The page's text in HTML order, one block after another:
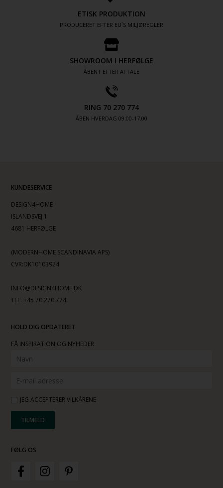
ETISK PRODUKTION
PRODUCERET EFTER EU´S MILJØREGLER
SHOWROOM I HERFØLGE
ÅBENT EFTER AFTALE
RING 70 270 774
ÅBEN HVERDAG 09:00-17.00
KUNDESERVICE
DESIGN4HOME
ISLANDSVEJ 1
4681 HERFØLGE
(MODERNHOME SCANDINAVIA APS)
CVR:DK10103924
INFO@DESIGN4HOME.DK
TLF. +45 70 270 774
HOLD DIG OPDATERET
FÅ INSPIRATION OG NYHEDER
JEG ACCEPTERER VILKÅRENE
FØLG OS